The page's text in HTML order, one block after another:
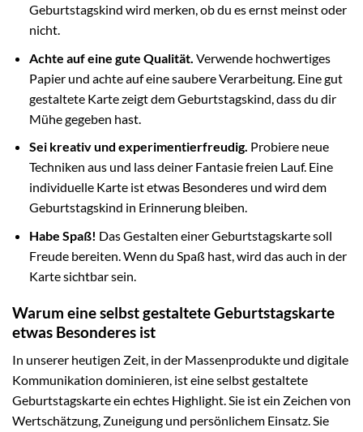
Geburtstagskind wird merken, ob du es ernst meinst oder
nicht.
Achte auf eine gute Qualität. Verwende hochwertiges
Papier und achte auf eine saubere Verarbeitung. Eine gut
gestaltete Karte zeigt dem Geburtstagskind, dass du dir
Mühe gegeben hast.
Sei kreativ und experimentierfreudig. Probiere neue
Techniken aus und lass deiner Fantasie freien Lauf. Eine
individuelle Karte ist etwas Besonderes und wird dem
Geburtstagskind in Erinnerung bleiben.
Habe Spaß! Das Gestalten einer Geburtstagskarte soll
Freude bereiten. Wenn du Spaß hast, wird das auch in der
Karte sichtbar sein.
Warum eine selbst gestaltete Geburtstagskarte
etwas Besonderes ist
In unserer heutigen Zeit, in der Massenprodukte und digitale
Kommunikation dominieren, ist eine selbst gestaltete
Geburtstagskarte ein echtes Highlight. Sie ist ein Zeichen von
Wertschätzung, Zuneigung und persönlichem Einsatz. Sie